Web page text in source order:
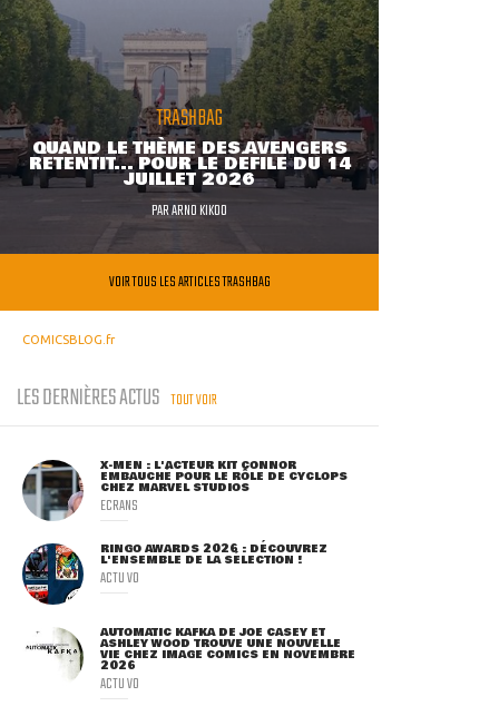
TRASHBAG
QUAND LE THÈME DES AVENGERS
RETENTIT... POUR LE DÉFILÉ DU 14
JUILLET 2026
PARARNO KIKOO
VOIR TOUS LES ARTICLES TRASHBAG
COMICSBLOG.fr
LES DERNIÈRES ACTUS TOUT VOIR
X-MEN : L'ACTEUR KIT CONNOR
EMBAUCHÉ POUR LE RÔLE DE CYCLOPS
CHEZ MARVEL STUDIOS
ECRANS
RINGO AWARDS 2026 : DÉCOUVREZ
L'ENSEMBLE DE LA SÉLECTION !
ACTU VO
AUTOMATIC KAFKA DE JOE CASEY ET
ASHLEY WOOD TROUVE UNE NOUVELLE
VIE CHEZ IMAGE COMICS EN NOVEMBRE
2026
ACTU VO